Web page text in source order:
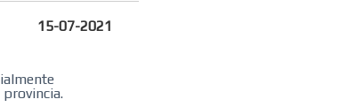
15-07-2021